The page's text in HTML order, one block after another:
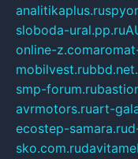
analitikaplus.ru
sloboda-ural.pp.ru
online-z.com
mobilvest.ru
smp-forum.ru
avrmotors.ruart-
ecostep-samara.ru
sko.com.ru